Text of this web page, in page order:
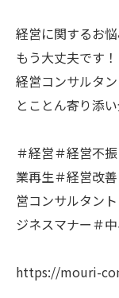
経営に関するお
もう大丈夫です！
経営コンサルタ
とことん寄り添
＃経営＃経営不
業再生＃経営改
営コンサルタン
ジネスマナー＃
https://mouri-